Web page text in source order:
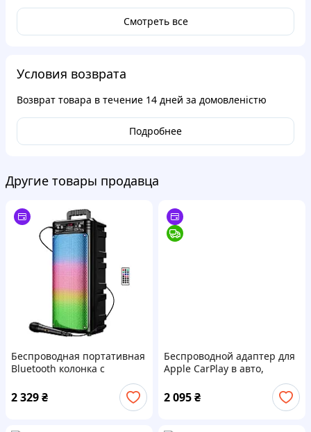
Смотреть все
Условия возврата
Возврат товара в течение 14 дней за домовленістю
Подробнее
Другие товары продавца
Беспроводная портативная
Bluetooth колонка с
микрофоном HOCO BS52 |
TWS, BT5.0, 10Wx2, 3h|
Black
2 329₴
Беспроводной адаптер для
Apple CarPlay в авто,
проводного на
беспроводной для штатной
2 095₴